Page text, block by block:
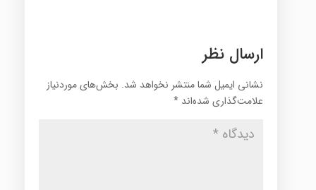
ارسال نظر
نشانی ایمیل شما منتشر نخواهد شد. بخش‌های موردنیاز
علامت‌گذاری شده‌اند *